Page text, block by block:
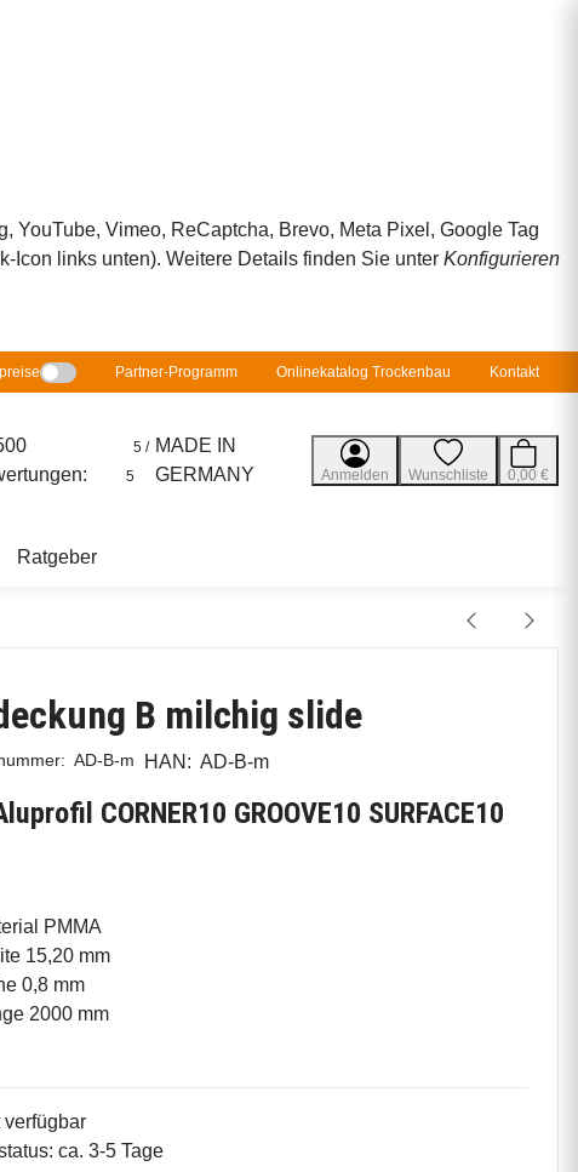
YouTube, Vimeo, ReCaptcha, Brevo, Meta Pixel, Google Tag
Icon links unten). Weitere Details finden Sie unter Konfigurieren
Partner-Programm Onlinekatalog Trockenbau Kontakt
5 /
5
MADE IN
GERMANY
Anmelden Wunschliste 0,00 €
Ratgeber
B milchig slide
AD-B-m HAN: AD-B-m
CORNER10 GROOVE10 SURFACE10
PMMA
15,20 mm
0,8 mm
2000 mm
verfügbar
ca. 3-5 Tage